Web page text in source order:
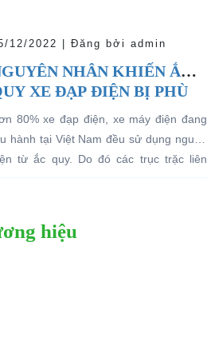
12/2022 | Đăng bởi admin
NHÂN KHIẾN ẮC
XE ĐẠP ĐIỆN BỊ PHÙ
80% xe đạp điện, xe máy điện đang
hành tại Việt Nam đều sử dụng nguồn
từ ắc quy. Do đó các trục trặc liên
hiệu